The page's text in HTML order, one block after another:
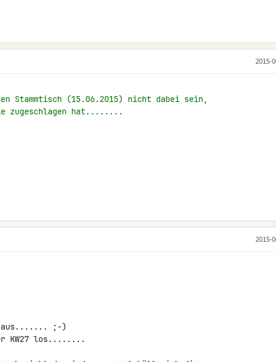
2015-
Stammtisch (15.06.2015) nicht dabei sein,
zugeschlagen hat........
2015-
aus....... ;-)
KW27 los........